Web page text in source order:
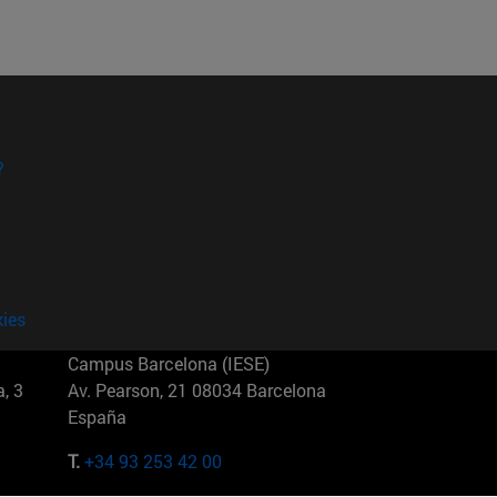
3
Campus Barcelona (IESE)
Av. Pearson, 21 08034 Barcelona
España
T.+34 93 253 42 00